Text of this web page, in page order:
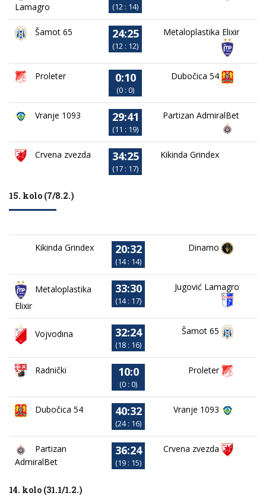
Lamagro (12 : 14)
Šamot 65 24:25
(12 : 12)
Metaloplastika Elixir
Proleter 0:10
(0 : 0)
Dubočica 54
Vranje 1093 29:41
(11 : 19)
Partizan AdmiralBet
Crvena zvezda 34:25
(17 : 17)
Kikinda Grindex
15. kolo (7/8.2.)
Kikinda Grindex 20:32
(14 : 14)
Dinamo
Metaloplastika
Elixir
33:30
(14 : 17)
Jugović Lamagro
Vojvodina 32:24
(18 : 16)
Šamot 65
Radnički 10:0
(0 : 0)
Proleter
Dubočica 54 40:32
(24 : 16)
Vranje 1093
Partizan
AdmiralBet
36:24
(19 : 15)
Crvena zvezda
14. kolo (31.1/1.2.)